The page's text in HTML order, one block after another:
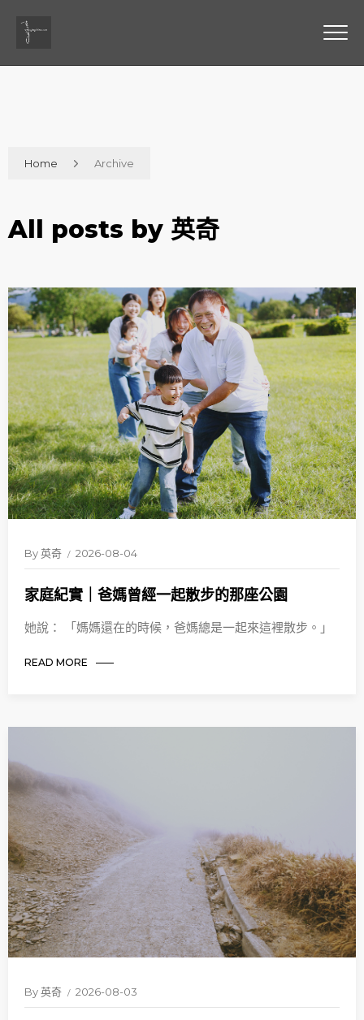
Home Archive
All posts by 英奇
By英奇 2026-08-04
家庭紀實｜爸媽曾經一起散步的那座公園
她說： 「媽媽還在的時候，爸媽總是一起來這裡散步。」
READ MORE
By英奇 2026-08-03